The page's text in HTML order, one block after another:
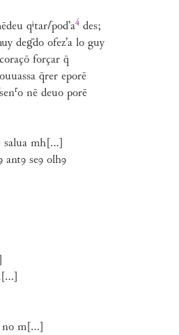
qⁱtar⌈pod’a4 des;
deg᷈do ofez’a lo guy
forçar q̄
q̄rer eporē
senro nē deuo porē
mh[...]
antꝯ seꝯ olhꝯ
m[...]